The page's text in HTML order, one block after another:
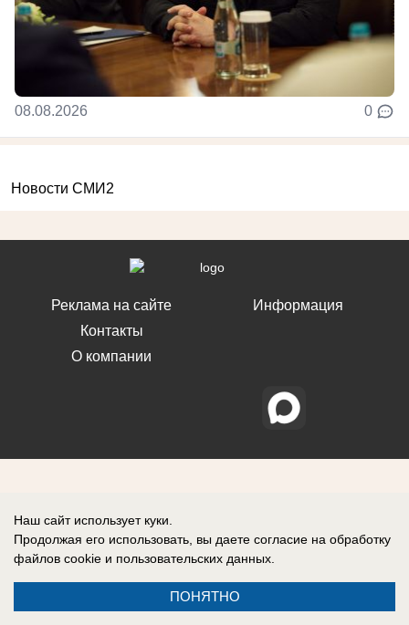
08.08.2026 0
Новости СМИ2
Реклама на сайте
Контакты
О компании
Информация
Наш сайт использует куки.
Продолжая его использовать, вы даете согласие на обработку
файлов cookie и пользовательских данных.
ПОНЯТНО